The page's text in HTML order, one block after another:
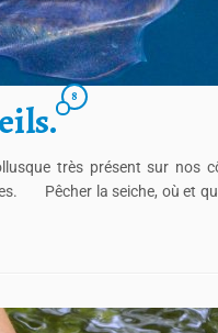
8
très présent sur nos
Pêcher la seiche, où et